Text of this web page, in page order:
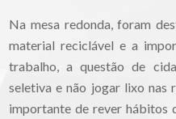
Na mesa redonda, foram
material reciclável e a
trabalho, a questão de
seletiva e não jogar lixo nas
importante de rever hábitos